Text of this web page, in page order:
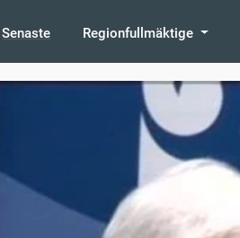
Senaste Regionfullmäktige